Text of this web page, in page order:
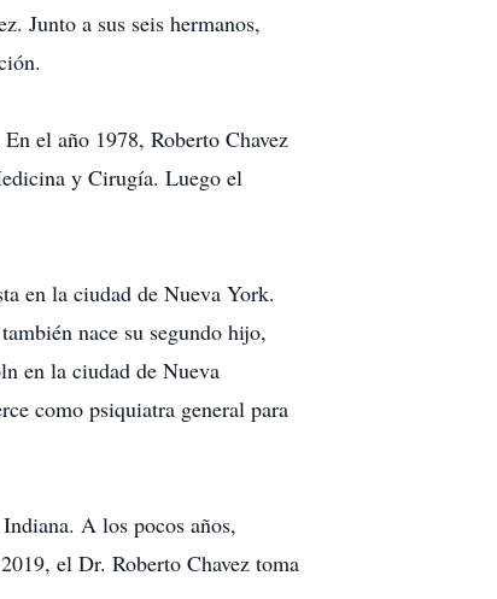
Junto a sus seis hermanos,
el año 1978, Roberto Chavez
y Cirugía. Luego el
en la ciudad de Nueva York.
nace su segundo hijo,
en la ciudad de Nueva
como psiquiatra general para
A los pocos años,
el Dr. Roberto Chavez toma